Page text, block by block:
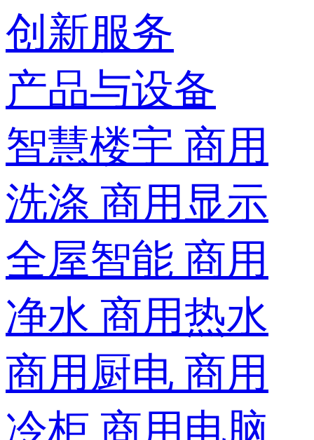
创新服务
产品与设备
智慧楼宇 商用
洗涤 商用显示
全屋智能 商用
净水 商用热水
商用厨电 商用
冷柜 商用电脑